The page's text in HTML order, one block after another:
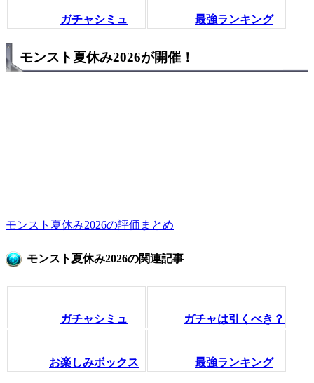
ガチャシミュ 最強ランキング
モンスト夏休み2026が開催！
モンスト夏休み2026の評価まとめ
モンスト夏休み2026の関連記事
ガチャシミュ ガチャは引くべき？
お楽しみボックス 最強ランキング